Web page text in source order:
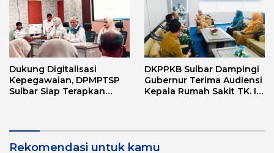
Dukung Digitalisasi
Kepegawaian, DPMPTSP
Sulbar Siap Terapkan
DKPPKB Sulbar Dampingi
Gubernur Terima Audiensi
Kepala Rumah Sakit TK. III
Rekomendasi untuk kamu